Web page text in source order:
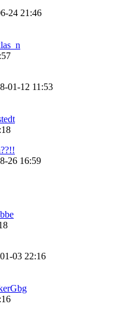
24 21:46
01-12 11:53
26 16:59
03 22:16